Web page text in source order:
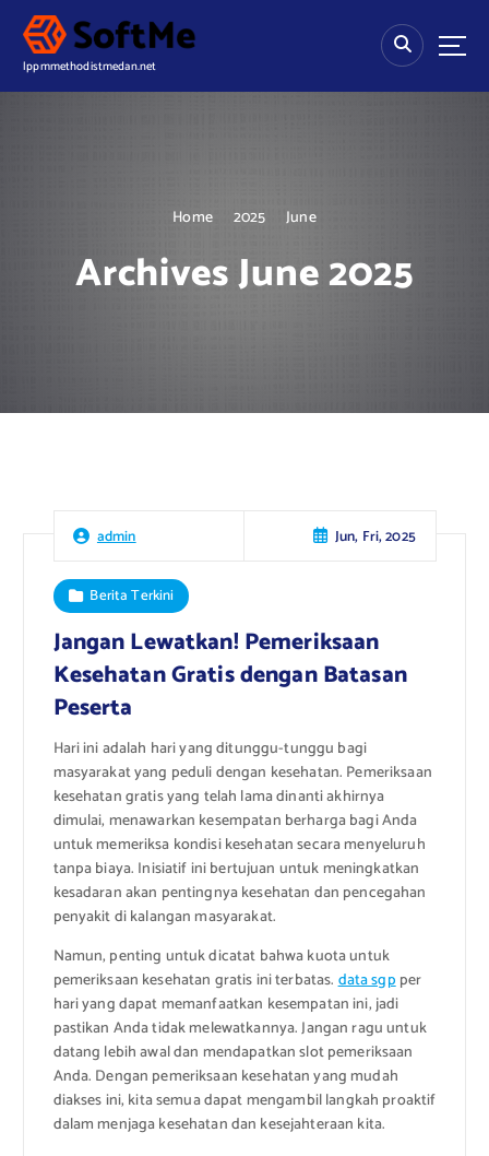
lppmmethodistmedan.net
Home 2025 June
Archives June 2025
admin Jun, Fri, 2025
Berita Terkini
Jangan Lewatkan! Pemeriksaan
Kesehatan Gratis dengan Batasan
Peserta
Hari ini adalah hari yang ditunggu-tunggu bagi
masyarakat yang peduli dengan kesehatan. Pemeriksaan
kesehatan gratis yang telah lama dinanti akhirnya
dimulai, menawarkan kesempatan berharga bagi Anda
untuk memeriksa kondisi kesehatan secara menyeluruh
tanpa biaya. Inisiatif ini bertujuan untuk meningkatkan
kesadaran akan pentingnya kesehatan dan pencegahan
penyakit di kalangan masyarakat.
Namun, penting untuk dicatat bahwa kuota untuk
pemeriksaan kesehatan gratis ini terbatas.data sgpper
hari yang dapat memanfaatkan kesempatan ini, jadi
pastikan Anda tidak melewatkannya. Jangan ragu untuk
datang lebih awal dan mendapatkan slot pemeriksaan
Anda. Dengan pemeriksaan kesehatan yang mudah
diakses ini, kita semua dapat mengambil langkah proaktif
dalam menjaga kesehatan dan kesejahteraan kita.